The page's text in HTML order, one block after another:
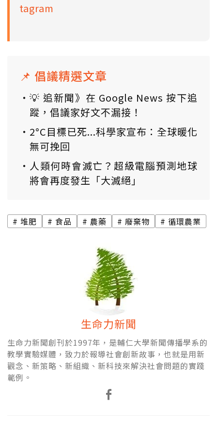
tagram
📌 倡議精選文章
💡 追新聞》在 Google News 按下追
蹤，倡議家好文不漏接！
2°C目標已死...科學家宣布：全球暖化
無可挽回
人類何時會滅亡？超級電腦預測地球
將會再度發生「大滅絕」
堆肥 食品 農藥 廢棄物 循環農業
生命力新聞
生命力新聞創刊於1997年，是輔仁大學新聞傳播學系的
教學實驗媒體，致力於報導社會創新故事，也就是用新
觀念、新策略、新組織、新科技來解決社會問題的實踐
範例。